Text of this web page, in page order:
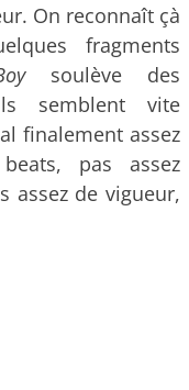
On reconnaît çà
fragments
soulève des
semblent vite
finalement assez
pas assez
assez de vigueur,